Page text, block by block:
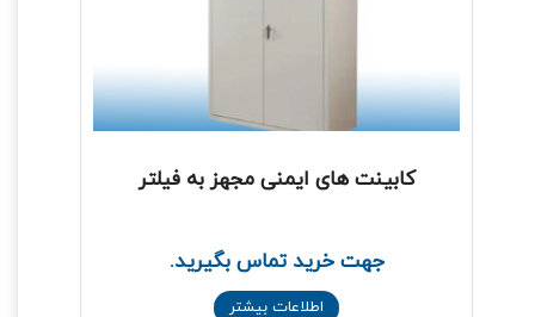
کابینت های ایمنی مجهز به فیلتر
جهت خرید تماس بگیرید.
اطلاعات بیشتر